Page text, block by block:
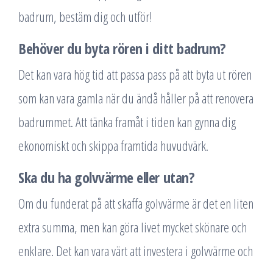
badrum, bestäm dig och utför!
Behöver du byta rören i ditt badrum?
Det kan vara hög tid att passa pass på att byta ut rören
som kan vara gamla när du ändå håller på att renovera
badrummet. Att tänka framåt i tiden kan gynna dig
ekonomiskt och skippa framtida huvudvärk.
Ska du ha golvvärme eller utan?
Om du funderat på att skaffa golvvärme är det en liten
extra summa, men kan göra livet mycket skönare och
enklare. Det kan vara värt att investera i golvvärme och